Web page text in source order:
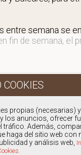
entre semana se
fin de semana, el
botas , y
propias (necesarias)
los anuncios, ofrecer
tráfico. Además,
haga del sitio web con
y análisis web,